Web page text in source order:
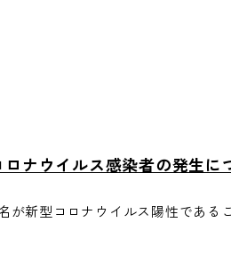
ロナウイルス感染者の発生に
新型コロナウイルス陽性である